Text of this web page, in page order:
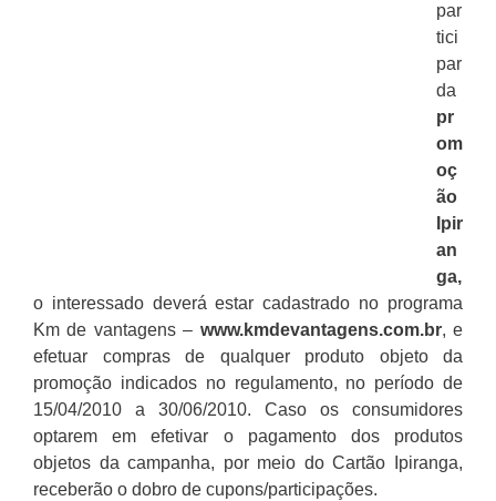
par
tici
par
da
pr
om
oç
ão
Ipir
an
ga,
o interessado deverá estar cadastrado no programa
Km de vantagens – www.kmdevantagens.com.br, e
efetuar compras de qualquer produto objeto da
promoção indicados no regulamento, no período de
15/04/2010 a 30/06/2010. Caso os consumidores
optarem em efetivar o pagamento dos produtos
objetos da campanha, por meio do Cartão Ipiranga,
receberão o dobro de cupons/participações.